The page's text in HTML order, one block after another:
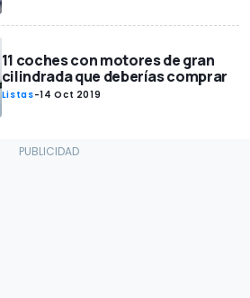
11 coches con motores de gran
cilindrada que deberías comprar
Listas-14 Oct 2019